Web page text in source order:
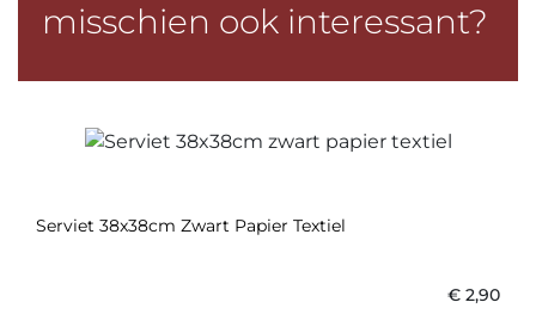
misschien ook interessant?
Serviet 38x38cm Zwart Papier Textiel
€ 2,90